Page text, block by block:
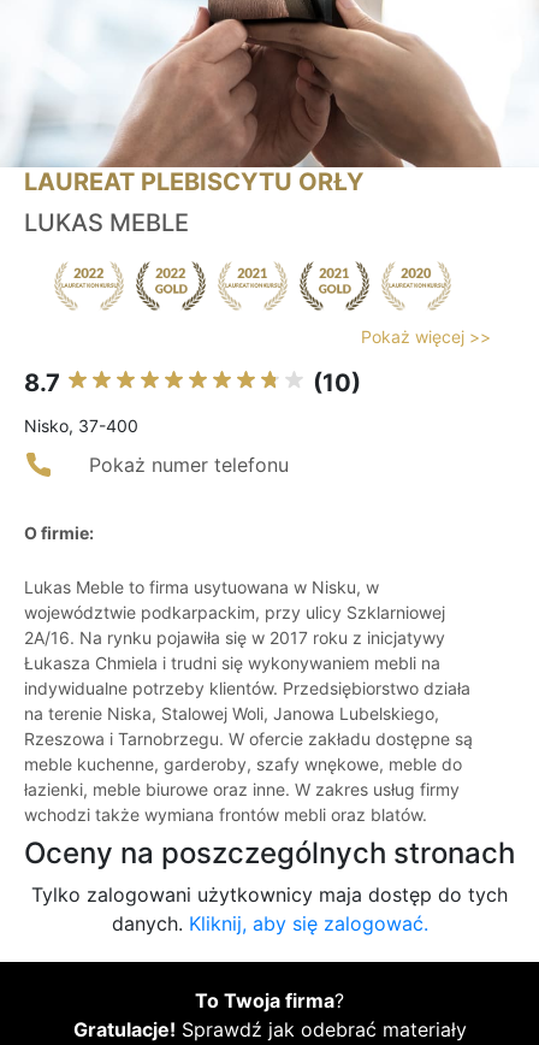
LAUREAT PLEBISCYTU ORŁY
LUKAS MEBLE
Pokaż więcej >>
8.7 (10)
Nisko, 37-400
Pokaż numer telefonu
O firmie:
Lukas Meble to firma usytuowana w Nisku, w
województwie podkarpackim, przy ulicy Szklarniowej
2A/16. Na rynku pojawiła się w 2017 roku z inicjatywy
Łukasza Chmiela i trudni się wykonywaniem mebli na
indywidualne potrzeby klientów. Przedsiębiorstwo działa
na terenie Niska, Stalowej Woli, Janowa Lubelskiego,
Rzeszowa i Tarnobrzegu. W ofercie zakładu dostępne są
meble kuchenne, garderoby, szafy wnękowe, meble do
łazienki, meble biurowe oraz inne. W zakres usług firmy
wchodzi także wymiana frontów mebli oraz blatów.
Oceny na poszczególnych stronach
Tylko zalogowani użytkownicy maja dostęp do tych
danych. Kliknij, aby się zalogować.
To Twoja firma?
Gratulacje! Sprawdź jak odebrać materiały